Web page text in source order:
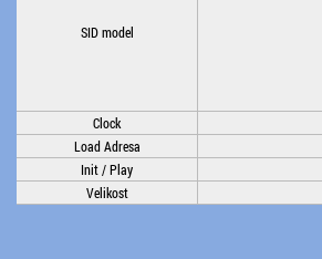
SID model
Clock
Load Adresa
Init / Play
Velikost